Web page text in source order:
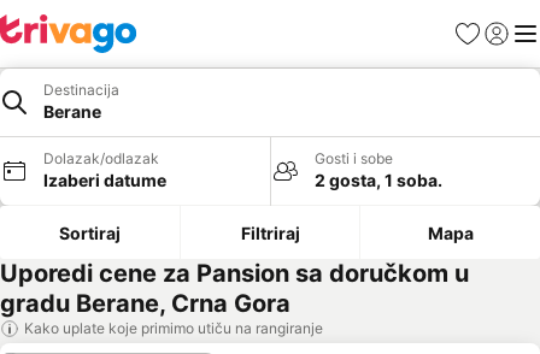
FavoritiPrijavi
Destinacija
Berane
Dolazak/odlazak
Izaberi datume
Gosti i sobe
2 gosta, 1 soba.
Sortiraj Filtriraj Mapa
Uporedi cene za Pansion sa doručkom u
gradu Berane, Crna Gora
Kako uplate koje primimo utiču na rangiranje